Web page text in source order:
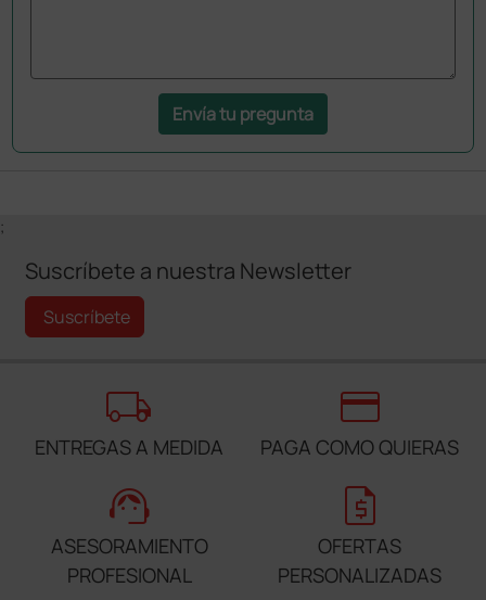
Envía tu pregunta
;
Suscríbete a nuestra Newsletter
Suscríbete
local_shipping
ENTREGAS A MEDIDA
credit_card
PAGA COMO QUIERAS
support_agent
ASESORAMIENTO
PROFESIONAL
request_quote
OFERTAS
PERSONALIZADAS